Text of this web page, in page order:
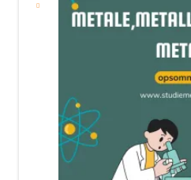
was:
R200,00.
is: